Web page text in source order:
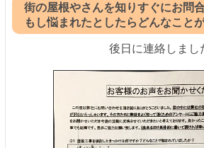
街の屋根やさんを知りすぐにお問
もし悩まれたとしたらどんなこと
後日に連絡しまし